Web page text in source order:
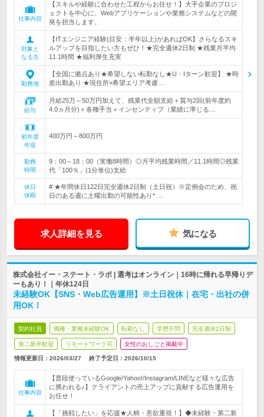
仕事内容
【スキルや経験に合わせた工程からお任せ！】大手企業のプロジ
ェクトを中心に、Webアプリケーションや業務システムなどの開
発を担当します。
対象と
なる方
【ITエンジニア経験(目安：半年以上)があればOK】さらなるスキ
ルアップを目指したい方もぜひ！★完全週休2日制 ★残業月平均
11.1時間 ★福利厚生充実
勤務地
【全国に拠点あり★希望しない転勤なし★U・Iターン歓迎】 ★時
差出勤あり ★現住所×希望エリア考慮…
給与
月給25万～50万円加えて、残業代全額支給＋賞与2回(前年度約
4.0ヵ月分)＋各種手当＋インセンティブ（業績に準じる…
初年度
年収
400万円～800万円
勤務
時間
9：00～18：00（実働8時間）◎月平均残業時間／11.1時間◎残業
代「100％」(1分単位)支給
休日
休暇
# ★年間休日122日完全週休2日制（土日祝）※定例会のため、祝
日のある週に土曜出勤の可能性あり* …
求人詳細を見る 気になる
株式会社イー・ステート・ラボ | 選考はオンライン｜16時に帰れる早帰りデ
ーもあり！｜年休124日
未経験OK【SNS・Web広告運用】※土日祝休｜在宅・出社の併
用OK！
契約社員 職種・業種未経験OK 転勤なし 学歴不問 完全週休2日制
第二新卒歓迎 リモートワーク可 女性のおしごと掲載中
情報更新日：2026/03/27 終了予定日： 2026/10/15
仕事内容
【普段使っているGoogle/Yahoo!/Instagram/LINEなど様々な広告
に携われる♪】クライアントの売上アップに貢献する広告運用を
お任せ！
【「挑戦したい」を応援★人柄・意欲重視！】◆未経験・第二新